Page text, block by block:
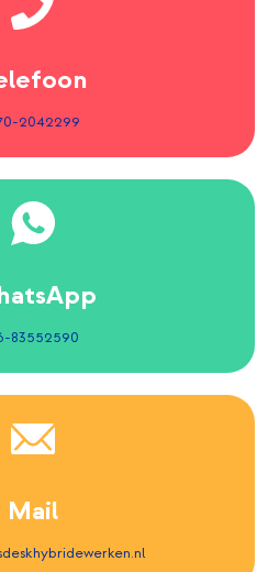
2042299
83552590
Mail